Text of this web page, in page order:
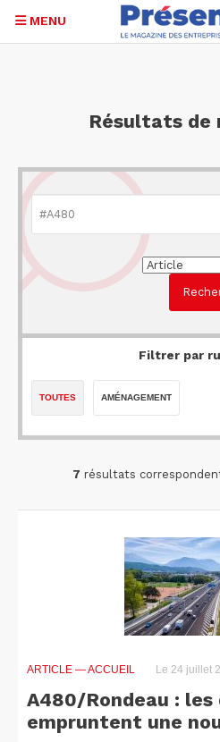
MENU
Résultats de
Filtrer par
TOUTES AMÉNAGEMENT
7 résultats
ARTICLE — ACCUEIL Le 24 juillet
A480/Rondeau :
empruntent une